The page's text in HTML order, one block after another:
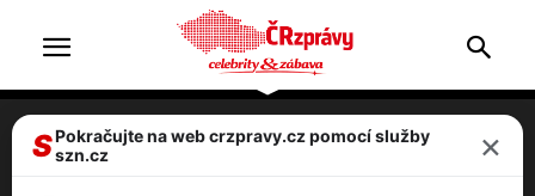
Kouř z obřího požáru v Německu je cítit až
SPokračujte na web crzpravy.cz pomocí služby
szn.cz
×